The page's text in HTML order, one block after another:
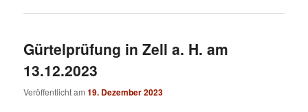
Gürtelprüfung in Zell a. H. am
13.12.2023
Veröffentlicht am19. Dezember 2023